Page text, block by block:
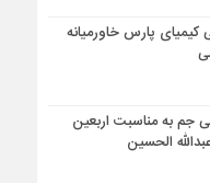
کیمیای پارس خاورمیانه
جم به مناسبت اربعین
الحسین